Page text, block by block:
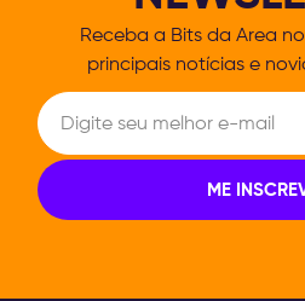
Receba a Bits da Area
principais notícias e